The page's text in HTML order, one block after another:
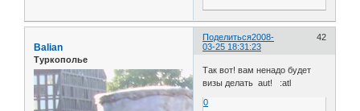
Поделиться 42
2008-
03-25 18:31:23
Balian
Туркополье
Так вот! вам ненадо будет
визы делать aut! :atl
0